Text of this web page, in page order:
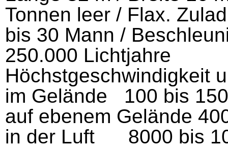
Tonnen leer / Flax.
bis 30 Mann /
250.000 Lichtjahre
Höchstgeschwindigkeit
im Gelände
100 bis
auf ebenem Gelände
in der Luft
8000 bis